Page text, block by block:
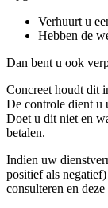
Verhuurt u
Hebben de
Dan bent u ook
Concreet houdt dit
De controle dient u
Doet u dit niet en
betalen.
Indien uw
positief als
consulteren en